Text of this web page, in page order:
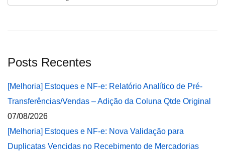
Posts Recentes
[Melhoria] Estoques e NF-e: Relatório Analítico de Pré-
Transferências/Vendas – Adição da Coluna Qtde Original
07/08/2026
[Melhoria] Estoques e NF-e: Nova Validação para
Duplicatas Vencidas no Recebimento de Mercadorias